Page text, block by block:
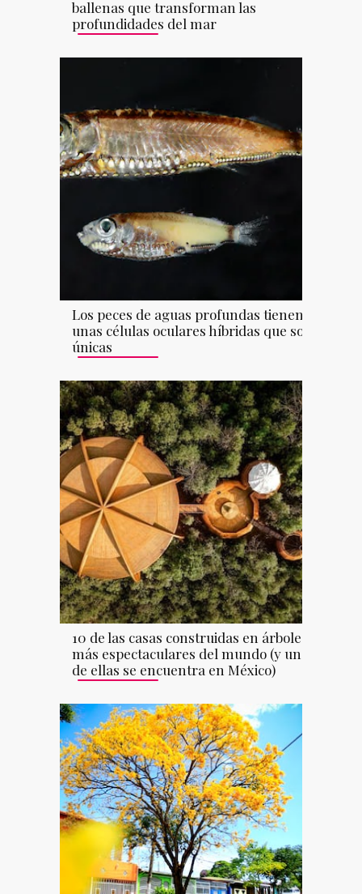
ballenas que transforman las
profundidades del mar
Los peces de aguas profundas tienen
unas células oculares híbridas que son
únicas
10 de las casas construidas en árboles
más espectaculares del mundo (y una
de ellas se encuentra en México)